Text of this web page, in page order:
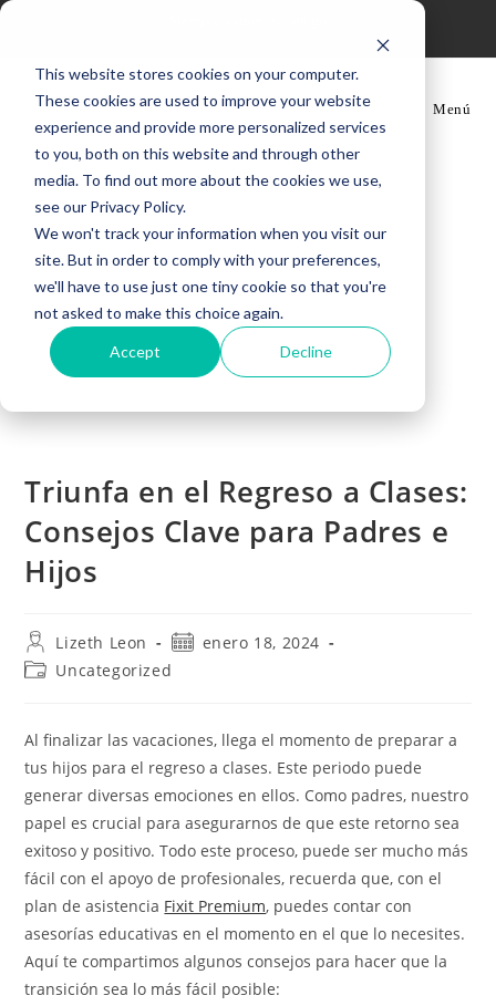
This website stores cookies on your computer.
These cookies are used to improve your website
experience and provide more personalized services
to you, both on this website and through other
media. To find out more about the cookies we use,
see our Privacy Policy.
We won't track your information when you visit our
site. But in order to comply with your preferences,
we'll have to use just one tiny cookie so that you're
not asked to make this choice again.
Accept Decline
Ir
contenido
Menú
Triunfa en el Regreso a Clases:
Consejos Clave para Padres e
Hijos
Autor
de
la
Lizeth Leon
Publicación
de
la
enero 18, 2024
Categoría
entrada:
Uncategorized
Al finalizar las vacaciones, llega el momento de preparar a
tus hijos para el regreso a clases. Este periodo puede
generar diversas emociones en ellos. Como padres, nuestro
papel es crucial para asegurarnos de que este retorno sea
exitoso y positivo. Todo este proceso, puede ser mucho más
fácil con el apoyo de profesionales, recuerda que, con el
plan de asistencia Fixit Premium, puedes contar con
asesorías educativas en el momento en el que lo necesites.
Aquí te compartimos algunos consejos para hacer que la
transición sea lo más fácil posible: